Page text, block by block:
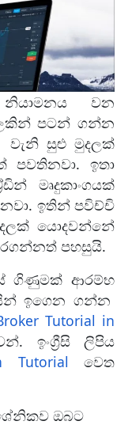
වන
පටන් ගන්න
වැනි සුළු මුදලක්
පවතිනවා. ඉතා
මෘදුකාංගයක්
ඉතින් පවිච්චි
යොදවන්නේ
පහසුයි.
ගිණුමක් ආරම්භ
ඉගෙන ගන්න
Tutorial in
ඉංග්‍රීසි ලිපිය
Tutorial වෙත
ඔබට